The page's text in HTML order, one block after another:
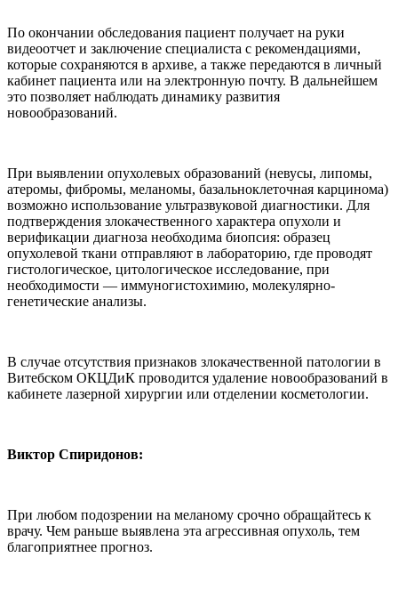
По окончании обследования пациент получает на руки
видеоотчет и заключение специалиста с рекомендациями,
которые сохраняются в архиве, а также передаются в личный
кабинет пациента или на электронную почту. В дальнейшем
это позволяет наблюдать динамику развития
новообразований.
При выявлении опухолевых образований (невусы, липомы,
атеромы, фибромы, меланомы, базальноклеточная карцинома)
возможно использование ультразвуковой диагностики. Для
подтверждения злокачественного характера опухоли и
верификации диагноза необходима биопсия: образец
опухолевой ткани отправляют в лабораторию, где проводят
гистологическое, цитологическое исследование, при
необходимости — иммуногистохимию, молекулярно-
генетические анализы.
В случае отсутствия признаков злокачественной патологии в
Витебском ОКЦДиК проводится удаление новообразований в
кабинете лазерной хирургии или отделении косметологии.
Виктор Спиридонов:
При любом подозрении на меланому срочно обращайтесь к
врачу. Чем раньше выявлена эта агрессивная опухоль, тем
благоприятнее прогноз.